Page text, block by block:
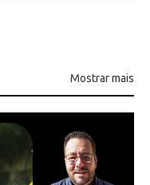
Mostrar mais